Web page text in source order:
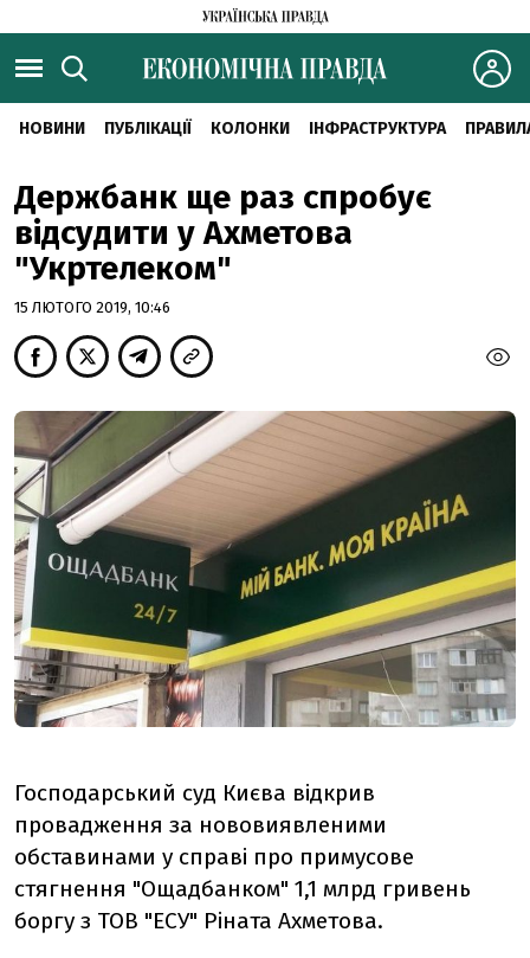
НОВИНИ ПУБЛІКАЦІЇ КОЛОНКИ ІНФРАСТРУКТУРА
Держбанк ще раз спробує
відсудити у Ахметова
"Укртелеком"
15 ЛЮТОГО 2019, 10:46
Господарський суд Києва відкрив
провадження за нововиявленими
обставинами у справі про примусове
стягнення "Ощадбанком" 1,1 млрд гривень
боргу з ТОВ "ЕСУ" Ріната Ахметова.